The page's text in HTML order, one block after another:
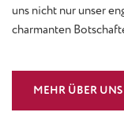
uns nicht nur unser
charmanten
MEHR ÜBER UNS